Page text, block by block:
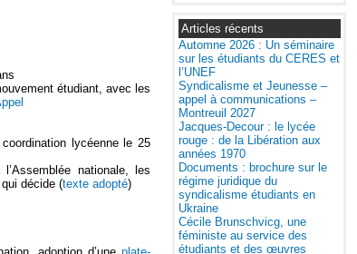
étudiant, avec les
lycéenne le 25
nationale, les
décide (texte adopté)
Articles récents
Automne 2026 : Un séminaire
sur les étudiants du CERES et
l’UNEF
Syndicalisme et Jeunesse –
appel à communications –
Montreuil 2027
Jacques-Decour : le lycée
rouge : de la Libération aux
années 1970
Documents : brochure sur le
régime juridique du
syndicalisme étudiants en
Ukraine
Cécile Brunschvicg, une
féministe au service des
étudiants et des œuvres